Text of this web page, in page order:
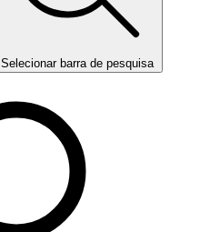
Selecionar barra de pesquisa